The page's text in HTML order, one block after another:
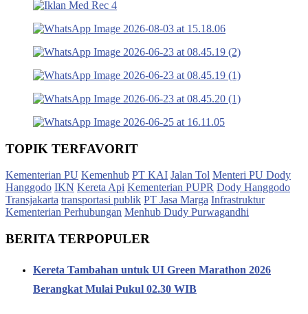
TOPIK TERFAVORIT
Kementerian PU Kemenhub PT KAI Jalan Tol Menteri PU Dody
Hanggodo IKN Kereta Api Kementerian PUPR Dody Hanggodo
Transjakarta transportasi publik PT Jasa Marga Infrastruktur
Kementerian Perhubungan Menhub Dudy Purwagandhi
BERITA TERPOPULER
Kereta Tambahan untuk UI Green Marathon 2026
Berangkat Mulai Pukul 02.30 WIB